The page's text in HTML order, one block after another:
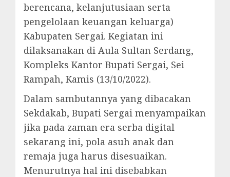
berencana, kelanjutusiaan serta
pengelolaan keuangan keluarga)
Kabupaten Sergai. Kegiatan ini
dilaksanakan di Aula Sultan Serdang,
Kompleks Kantor Bupati Sergai, Sei
Rampah, Kamis (13/10/2022).
Dalam sambutannya yang dibacakan
Sekdakab, Bupati Sergai menyampaikan
jika pada zaman era serba digital
sekarang ini, pola asuh anak dan
remaja juga harus disesuaikan.
Menurutnya hal ini disebabkan